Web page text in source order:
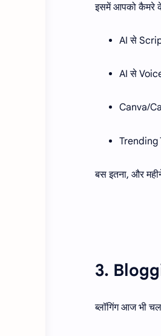
इसमें आपको कैमरे
AI से
AI से
Canva/
Trending
बस इतना, और
3.
ब्लॉगिंग आज भी